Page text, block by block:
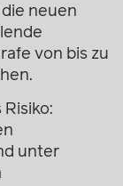
neuen
von bis zu
unter